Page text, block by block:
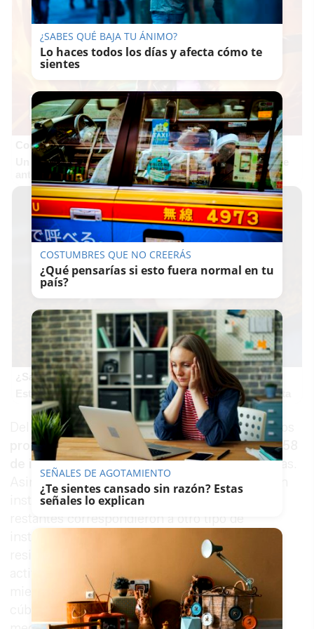
Corepunk MMORPG
Un verdadero MMORPG de la vieja escuela ¡Cómo los de
antes, pero mejor!
¿Sabías que existen?
Estas criaturas existen y parecen sacadas de otro planeta
Del volumen total recibido, 2.384 metros cúbicos
procedían de instalaciones nucleares y otros 58
de instalaciones radiactivasy no reglamentarias.
Asimismo, 234 expediciones tuvieron origen en
instalaciones nucleares, mientras que las 46
restantes correspondieron a otro tipo de
instalaciones. En cuanto a la tipología de los
residuos, el 86% fueron residuos de muy baja
actividad, equivalentes a 2.102 metros cúbicos,
mientras que el 14% restante, 340 metros
cúbicos, correspondieron a residuos de baja y
¿SABES QUÉ BAJA TU ÁNIMO?
Lo haces todos los días y afecta cómo te
sientes
COSTUMBRES QUE NO CREERÁS
¿Qué pensarías si esto fuera normal en tu
país?
SEÑALES DE AGOTAMIENTO
¿Te sientes cansado sin razón? Estas
señales lo explican